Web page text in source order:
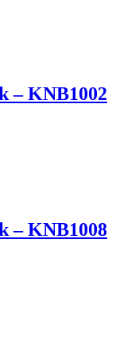
– KNB1002
– KNB1008